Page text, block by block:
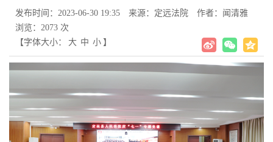
发布时间：2023-06-30 19:35 来源：定远法院
作者：闻清雅
浏览： 2073 次
【字体大小：
大 中 小 】